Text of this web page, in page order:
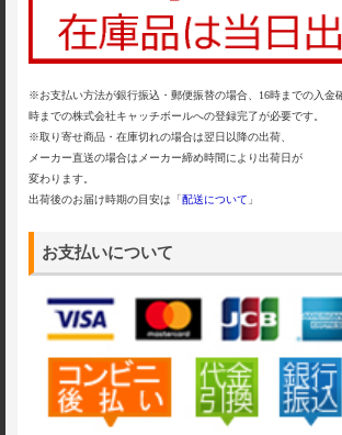
※お支払い方法が銀行振込・郵便振替の場合、16時までの入金
時までの株式会社キャッチボールへの登録完了が必要です。
※取り寄せ商品・在庫切れの場合は翌日以降の出荷、
メーカー直送の場合はメーカー締め時間により出荷日が
変わります。
出荷後のお届け時期の目安は「配送について 」
お支払いについて